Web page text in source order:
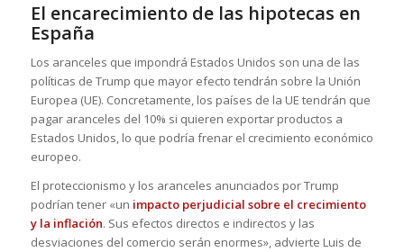
El encarecimiento de las hipotecas en
España
Los aranceles que impondrá Estados Unidos son una de las
políticas de Trump que mayor efecto tendrán sobre la Unión
Europea (UE). Concretamente, los países de la UE tendrán que
pagar aranceles del 10% si quieren exportar productos a
Estados Unidos, lo que podría frenar el crecimiento económico
europeo.
El proteccionismo y los aranceles anunciados por Trump
podrían tener «un impacto perjudicial sobre el crecimiento
y la inflación. Sus efectos directos e indirectos y las
desviaciones del comercio serán enormes», advierte Luis de